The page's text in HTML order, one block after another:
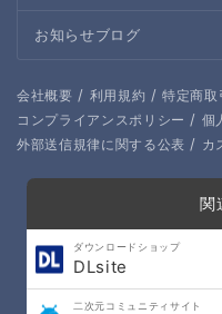
お知らせブログ
会社概要 / 利用規約 / 特定商取
コンプライアンスポリシー / 個
外部送信規律に関する公表 / カ
関
ダウンロードショップ
DLsite
二次元コミュニティサイト